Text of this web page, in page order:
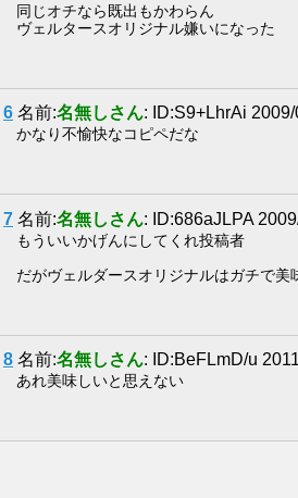
同じオチなら既出もかわらん
ヴェルタースオリジナル嫌いになった
6 名前:名無しさん: ID:S9+LhrAi
かなり不愉快なコピペだな
7 名前:名無しさん: ID:686aJLPA
もういいかげんにしてくれ投稿者
だがヴェルダースオリジナルはガチで美
8 名前:名無しさん: ID:BeFLmD/u
あれ美味しいと思えない